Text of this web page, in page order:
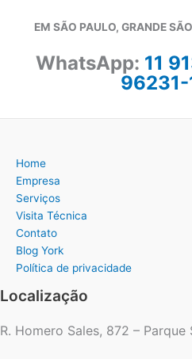
EM SÃO PAULO, GRANDE
WhatsApp: 11
Home
Empresa
Serviços
Visita Técnica
Contato
Blog York
Política de privacidade
Localização
R. Homero Sales, 872 –